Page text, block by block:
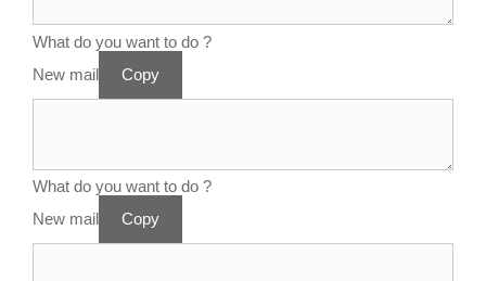
What do you want to do ?
New mail
Copy
What do you want to do ?
New mail
Copy